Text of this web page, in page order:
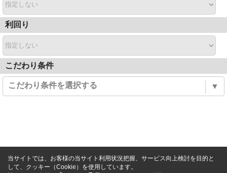
利回り
こだわり条件
こだわり条件を選択する ▼
当サイトでは、お客様の当サイト利用状況把握、サービス向上検討を目的と
して、クッキー（Cookie）を使用しています。